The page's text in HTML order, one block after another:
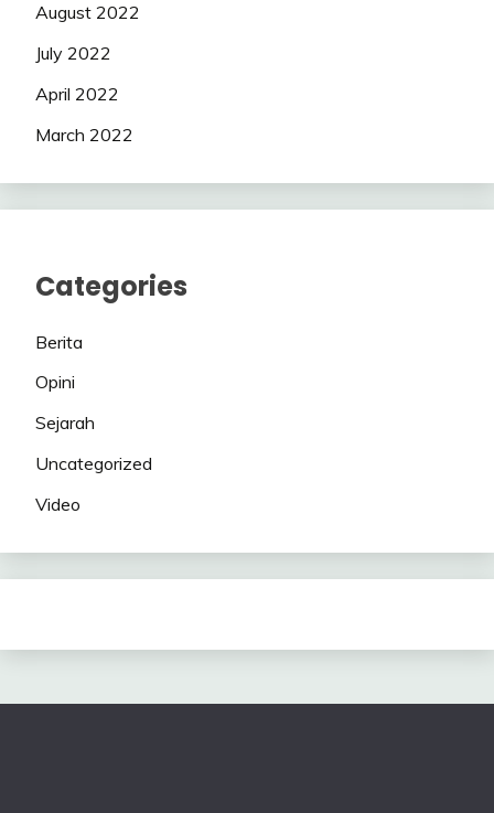
August 2022
July 2022
April 2022
March 2022
Categories
Berita
Opini
Sejarah
Uncategorized
Video